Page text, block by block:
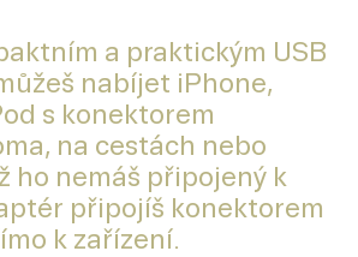
a praktickým USB
nabíjet iPhone,
s konektorem
na cestách nebo
ho nemáš připojený k
připojíš konektorem
k zařízení.